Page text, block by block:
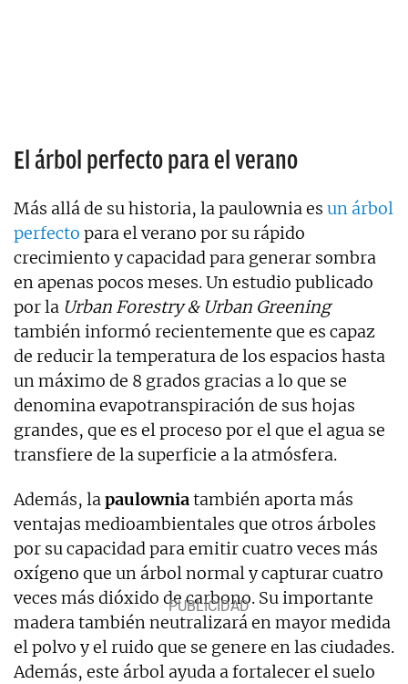
El árbol perfecto para el verano
Más allá de su historia, la paulownia es un árbol
perfecto para el verano por su rápido
crecimiento y capacidad para generar sombra
en apenas pocos meses. Un estudio publicado
por la Urban Forestry & Urban Greening
también informó recientemente que es capaz
de reducir la temperatura de los espacios hasta
un máximo de 8 grados gracias a lo que se
denomina evapotranspiración de sus hojas
grandes, que es el proceso por el que el agua se
transfiere de la superficie a la atmósfera.
Además, lapaulowniatambién aporta más
ventajas medioambientales que otros árboles
por su capacidad para emitir cuatro veces más
oxígeno que un árbol normal y capturar cuatro
veces más dióxido de carbono. Su importante
madera también neutralizará en mayor medida
el polvo y el ruido que se genere en las ciudades.
Además, este árbol ayuda a fortalecer el suelo